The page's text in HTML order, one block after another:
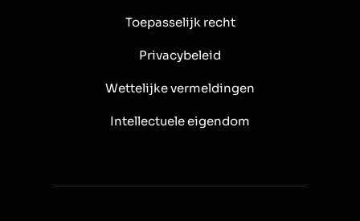
Toepasselijk recht
Privacybeleid
Wettelijke vermeldingen
Intellectuele eigendom